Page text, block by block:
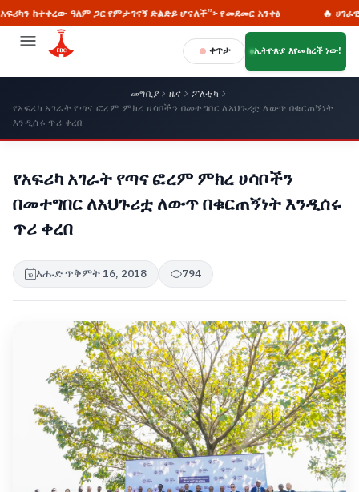
ዓለም ጋር የምታገናኝ ድልድይ ሆናለች”፦ የመደመር አንቀፅ 🔥 ሀገራዊ
ቀጥታ ኢትዮጵያ እየመከረች ነው!
መግቢያ ዜና
ፖለቲካ
የአፍሪካ አገራት የጣና ፎረም ምክረ ሀሳቦችን በመተግበር ለአህጉሪቷ ለውጥ በቁርጠኝነት
እንዲሰሩ ጥሪ ቀረበ
የአፍሪካ አገራት የጣና ፎረም ምክረ ሀሳቦችን
በመተግበር ለአህጉሪቷ ለውጥ በቁርጠኝነት እንዲሰሩ
ጥሪ ቀረበ
እሑድ ጥቅምት 16, 2018 794